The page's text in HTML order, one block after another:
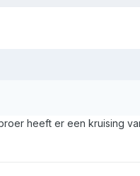
heeft er een kruising